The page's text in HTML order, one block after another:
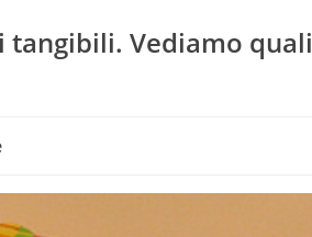
tangibili. Vediamo quali